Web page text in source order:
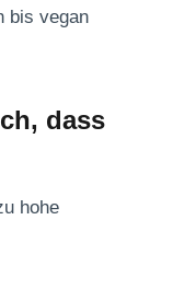
bis vegan
dass
hohe